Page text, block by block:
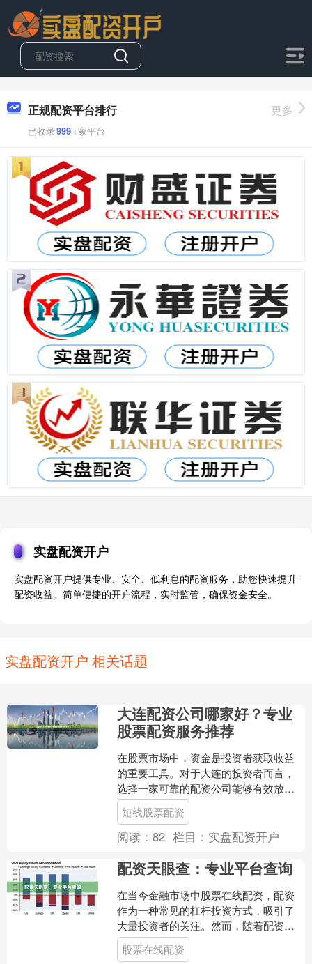
正规配资平台排行
已收录999+家平台
更多
实盘配资开户
实盘配资开户提供专业、安全、低利息的配资服务，助您快速提升
配资收益。简单便捷的开户流程，实时监管，确保资金安全。
实盘配资开户 相关话题
大连配资公司哪家好？专业
股票配资服务推荐
在股票市场中，资金是投资者获取收益
的重要工具。对于大连的投资者而言，
选择一家可靠的配资公司能够有效放大
资金规模，提升投资灵活性。然而，面
对市场上众多的配资公司，....
短线股票配资
阅读：82 栏目： 实盘配资开户
配资天眼查：专业平台查询
在当今金融市场中股票在线配资，配资
作为一种常见的杠杆投资方式，吸引了
大量投资者的关注。然而，随着配资行
业的快速发展，市场上也出现了不少不
规范甚至违法的配资平台，....
股票在线配资